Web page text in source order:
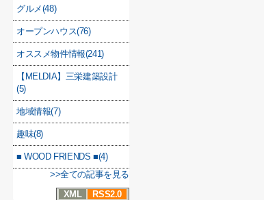
グルメ(48)
オープンハウス(76)
オススメ物件情報(241)
【MELDIA】三栄建築設計
(5)
地域情報(7)
趣味(8)
■ WOOD FRIENDS ■(4)
>>全ての記事を見る
XML
RSS2.0